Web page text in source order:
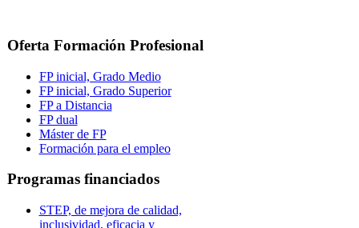
Oferta Formación Profesional
FP inicial, Grado Medio
FP inicial, Grado Superior
FP a Distancia
FP dual
Máster de FP
Formación para el empleo
Programas financiados
STEP, de mejora de calidad,
inclusividad, eficacia y